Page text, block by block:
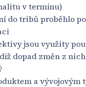
v termínu)
do tribů proběhlo
jsou využity
dopad změn z
a vývojovým